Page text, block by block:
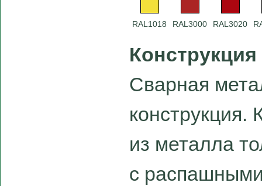
RAL1018 RAL3000 RAL3020
Конструкция
Сварная
из металла
с